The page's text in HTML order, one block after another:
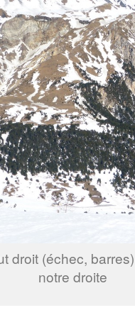
droit (échec,
notre droite